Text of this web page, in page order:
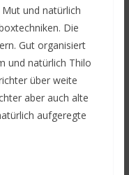
und natürlich
Die
Gut organisiert
und natürlich Thilo
über weite
aber auch alte
aufgeregte